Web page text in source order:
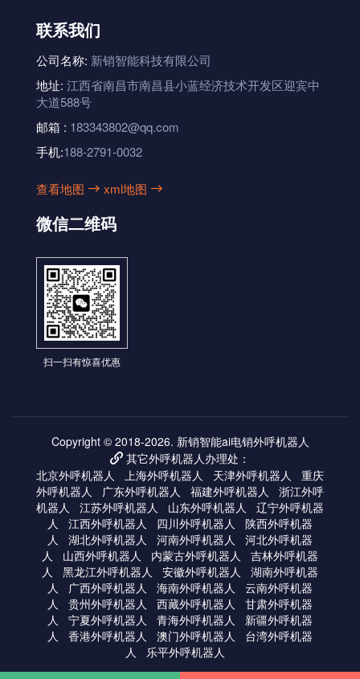
联系我们
公司名称: 新销智能科技有限公司
地址: 江西省南昌市南昌县小蓝经济技术开发区迎宾中
大道588号
邮箱 : 183343802@qq.com
手机:188-2791-0032
查看地图  xml地图 
微信二维码
扫一扫有惊喜优惠
Copyright © 2018-2026. 新销智能ai电销外呼机器人
 其它外呼机器人办理处：
北京外呼机器人
上海外呼机器人 天津外呼机器人
重庆
外呼机器人
广东外呼机器人 福建外呼机器人
浙江外呼
机器人
江苏外呼机器人 山东外呼机器人
辽宁外呼机器
人
江西外呼机器人 四川外呼机器人
陕西外呼机器
人
湖北外呼机器人 河南外呼机器人
河北外呼机器
人
山西外呼机器人 内蒙古外呼机器人
吉林外呼机器
人
黑龙江外呼机器人 安徽外呼机器人
湖南外呼机器
人
广西外呼机器人 海南外呼机器人
云南外呼机器
人
贵州外呼机器人 西藏外呼机器人
甘肃外呼机器
人
宁夏外呼机器人 青海外呼机器人
新疆外呼机器
人
香港外呼机器人 澳门外呼机器人
台湾外呼机器
人
乐平外呼机器人